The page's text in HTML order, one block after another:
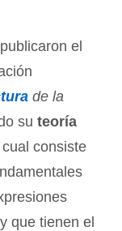
el
de la
su teoría
cual consiste
que tienen el